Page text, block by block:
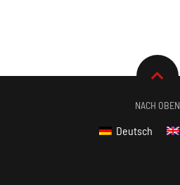
NACH OBEN
Deutsch